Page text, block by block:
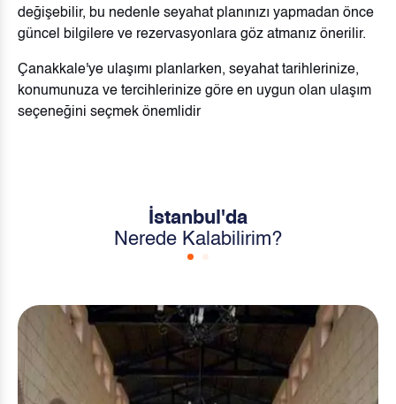
değişebilir, bu nedenle seyahat planınızı yapmadan önce
güncel bilgilere ve rezervasyonlara göz atmanız önerilir.
Çanakkale'ye ulaşımı planlarken, seyahat tarihlerinize,
konumunuza ve tercihlerinize göre en uygun olan ulaşım
seçeneğini seçmek önemlidir
İstanbul'da
Nerede Kalabilirim?